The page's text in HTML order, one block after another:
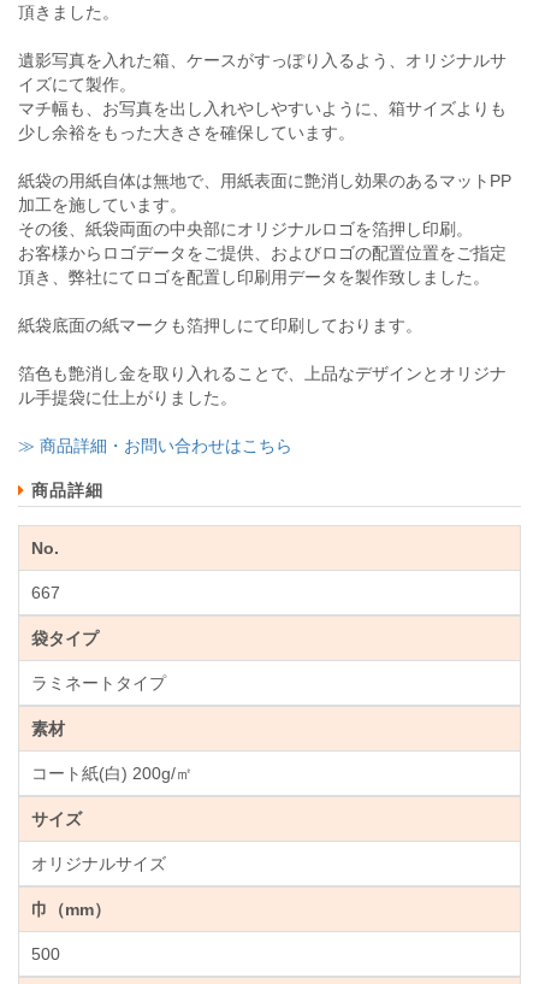
頂きました。
遺影写真を入れた箱、ケースがすっぽり入るよう、オリジナルサ
イズにて製作。
マチ幅も、お写真を出し入れやしやすいように、箱サイズよりも
少し余裕をもった大きさを確保しています。
紙袋の用紙自体は無地で、用紙表面に艶消し効果のあるマットPP
加工を施しています。
その後、紙袋両面の中央部にオリジナルロゴを箔押し印刷。
お客様からロゴデータをご提供、およびロゴの配置位置をご指定
頂き、弊社にてロゴを配置し印刷用データを製作致しました。
紙袋底面の紙マークも箔押しにて印刷しております。
箔色も艶消し金を取り入れることで、上品なデザインとオリジナ
ル手提袋に仕上がりました。
≫ 商品詳細・お問い合わせはこちら
商品詳細
No.
667
袋タイプ
ラミネートタイプ
素材
コート紙(白) 200g/㎡
サイズ
オリジナルサイズ
巾（mm）
500